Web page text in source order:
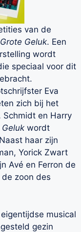
van de
Geluk. Een
wordt
speciaal voor dit
Eva
zich bij het
Schmidt en Harry
wordt
haar zijn
Yorick Zwart
Avé en Ferron de
zoon des
musical
gezin